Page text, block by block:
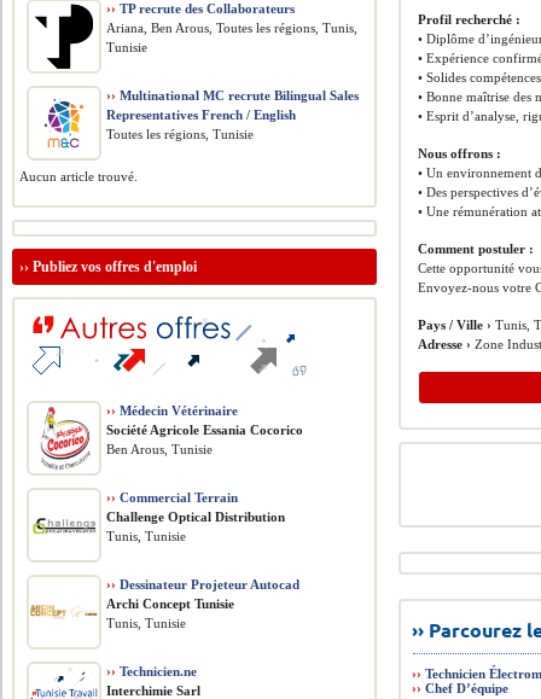
Profil recherché :
• Diplôme
• Expérience
• Solides
• Bonne maîtrise des
• Esprit d’analyse,
Nous offrons :
• Un environnement
• Des perspectives
• Une rémunération
Comment postuler :
Cette opportunité
Envoyez-nous votre
Pays / Ville › Tunis,
Adresse › Zone
››
››Technicien
››Chef D’équipe
›› TP recrute des Collaborateurs
Ariana, Ben Arous, Toutes les régions, Tunis,
Tunisie
›› Multinational MC recrute Bilingual Sales
Representatives French / English
Toutes les régions, Tunisie
Aucun article trouvé.
››Publiez vos offres d'emploi
›› Médecin Vétérinaire
Société Agricole Essania Cocorico
Ben Arous, Tunisie
›› Commercial Terrain
Challenge Optical Distribution
Tunis, Tunisie
›› Dessinateur Projeteur Autocad
Archi Concept Tunisie
Tunis, Tunisie
›› Technicien.ne
Interchimie Sarl